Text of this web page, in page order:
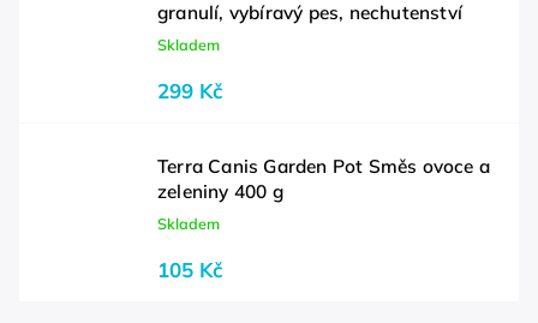
granulí, vybíravý pes, nechutenství
Skladem
299 Kč
Terra Canis Garden Pot Směs ovoce a
zeleniny 400 g
Skladem
105 Kč